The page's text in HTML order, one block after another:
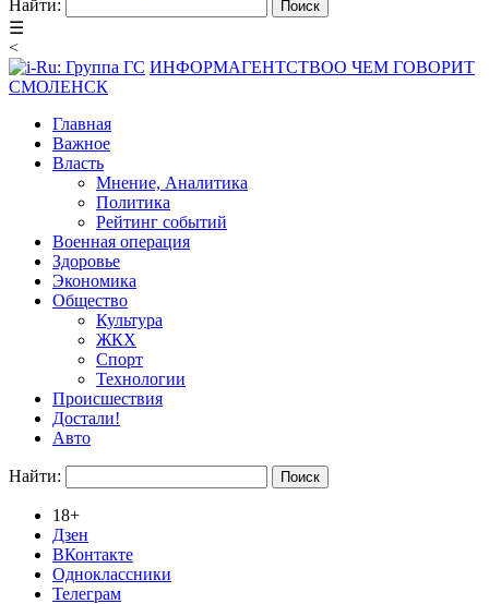
Найти:
☰
<
ИНФОРМАГЕНТСТВОО ЧЕМ ГОВОРИТ
СМОЛЕНСК
Главная
Важное
Власть
Мнение, Аналитика
Политика
Рейтинг событий
Военная операция
Здоровье
Экономика
Общество
Культура
ЖКХ
Спорт
Технологии
Происшествия
Достали!
Авто
Найти:
18+
Дзен
ВКонтакте
Одноклассники
Телеграм